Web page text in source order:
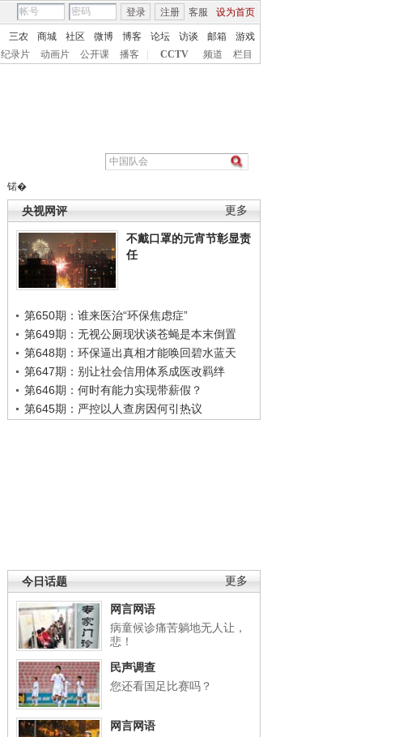
客服 设为首页
登录 注册
三农 商城 社区 微博 博客 论坛 访谈 邮箱
游戏
纪录片 动画片 公开课 播客 CCTV 频道 栏目
锘�
更多
央视网评
不戴口罩的元宵节彰显责
任
第650期：谁来医治“环保焦虑症”
第649期：无视公厕现状谈苍蝇是本末倒置
第648期：环保逼出真相才能唤回碧水蓝天
第647期：别让社会信用体系成医改羁绊
第646期：何时有能力实现带薪假？
第645期：严控以人查房因何引热议
更多
今日话题
网言网语
病童候诊痛苦躺地无人让，
悲！
民声调查
您还看国足比赛吗？
网言网语